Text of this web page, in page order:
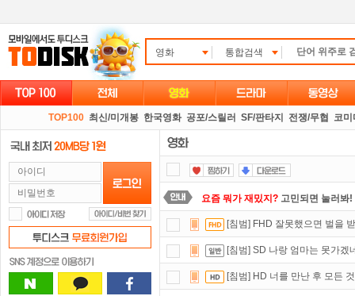
영화 통합검색
TOP100 최신/미개봉 한국영화 공포/스릴러 SF/판타지 전쟁/무협 코미
요즘 뭐가 재밌지? 고민되면 눌러봐!
스마트TV로 투디스크영화,드라마,
정액제할인쿠폰 사용방법 안내
숨어있는 카드 마일리지 조회하고
[침범] FHD 잘못했으면 벌을
[침범] SD 나랑 엄마는 못가겠
[침범] HD 너를 만난 후 모든